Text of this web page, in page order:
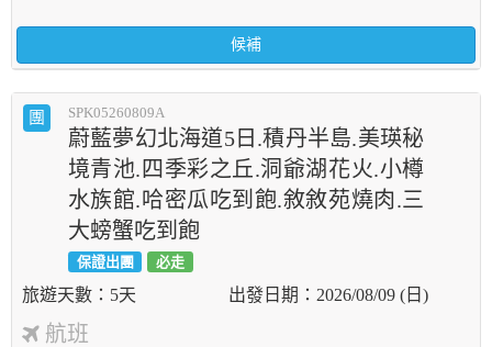
候補
團 SPK05260809A
蔚藍夢幻北海道5日.積丹半島.美瑛秘
境青池.四季彩之丘.洞爺湖花火.小樽
水族館.哈密瓜吃到飽.敘敘苑燒肉.三
大螃蟹吃到飽
保證出團 必走
5天 2026/08/09 (日)
航班